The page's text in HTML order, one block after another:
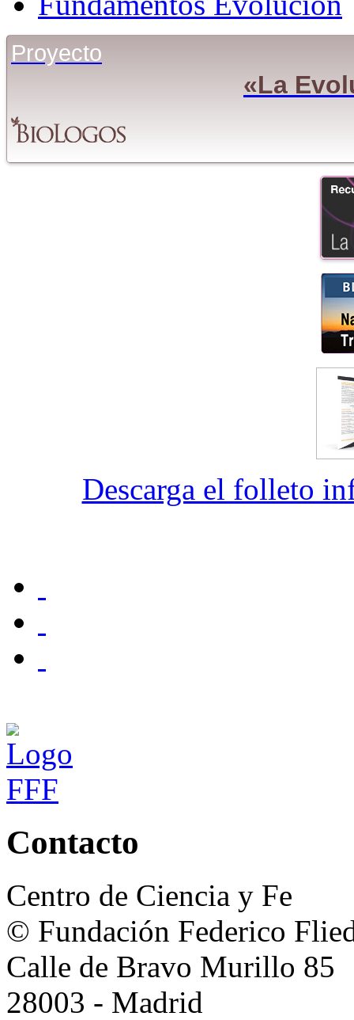
Proyecto
«La
Descarga el folleto
Contacto
Centro de Ciencia y Fe
© Fundación Federico
Calle de Bravo Murillo 85
28003 - Madrid